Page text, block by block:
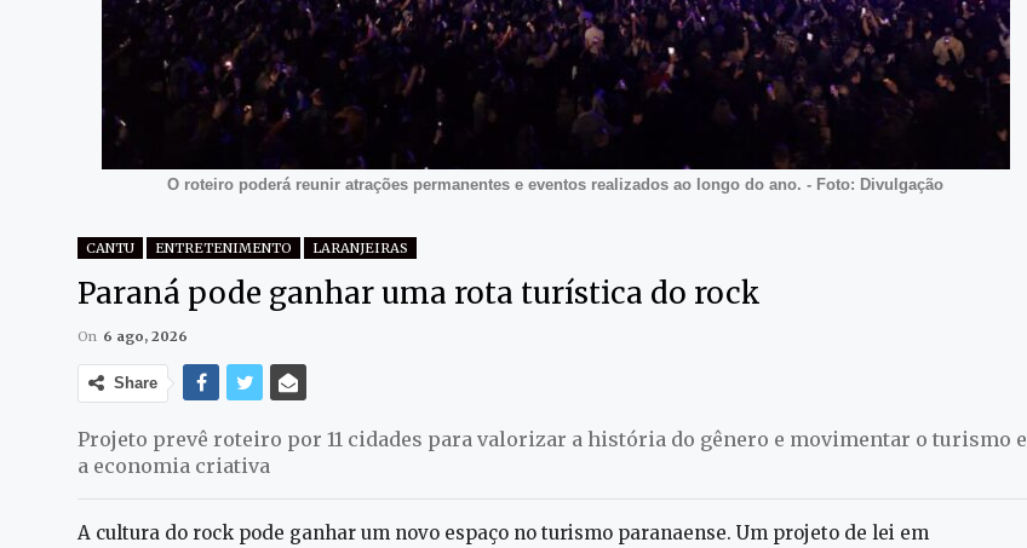
O roteiro poderá reunir atrações permanentes e eventos realizados ao longo do ano. - Foto: Divulgação
CANTU ENTRETENIMENTO LARANJEIRAS
Paraná pode ganhar uma rota turística do rock
On 6 ago, 2026
Share
Projeto prevê roteiro por 11 cidades para valorizar a história do gênero e movimentar o turismo e
a economia criativa
A cultura do rock pode ganhar um novo espaço no turismo paranaense. Um projeto de lei em